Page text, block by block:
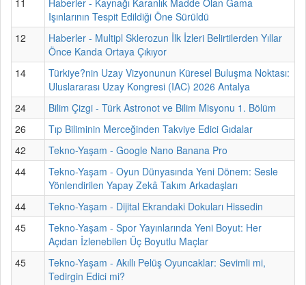
Işınlarının Tespit Edildiği Öne Sürüldü
12
Haberler - Multipl Sklerozun İlk İzleri Belirtilerden Yıllar
Önce Kanda Ortaya Çıkıyor
14
Türkiye?nin Uzay Vizyonunun Küresel Buluşma Noktası:
Uluslararası Uzay Kongresi (IAC) 2026 Antalya
24
Bilim Çizgi - Türk Astronot ve Bilim Misyonu 1. Bölüm
26
Tıp Biliminin Merceğinden Takviye Edici Gıdalar
42
Tekno-Yaşam - Google Nano Banana Pro
44
Tekno-Yaşam - Oyun Dünyasında Yeni Dönem: Sesle
Yönlendirilen Yapay Zekâ Takım Arkadaşları
44
Tekno-Yaşam - Dijital Ekrandaki Dokuları Hissedin
45
Tekno-Yaşam - Spor Yayınlarında Yeni Boyut: Her
Açıdan İzlenebilen Üç Boyutlu Maçlar
45
Tekno-Yaşam - Akıllı Pelüş Oyuncaklar: Sevimli mi,
Tedirgin Edici mi?